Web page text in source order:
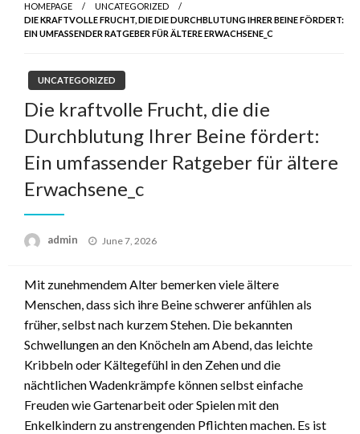
HOMEPAGE
UNCATEGORIZED
DIE KRAFTVOLLE FRUCHT, DIE DIE DURCHBLUTUNG IHRER BEINE FÖRDERT:
EIN UMFASSENDER RATGEBER FÜR ÄLTERE ERWACHSENE_C
UNCATEGORIZED
Die kraftvolle Frucht, die die
Durchblutung Ihrer Beine fördert:
Ein umfassender Ratgeber für ältere
Erwachsene_c
admin
Posted
June 7, 2026
Mit zunehmendem Alter bemerken viele ältere
Menschen, dass sich ihre Beine schwerer anfühlen als
früher, selbst nach kurzem Stehen. Die bekannten
Schwellungen an den Knöcheln am Abend, das leichte
Kribbeln oder Kältegefühl in den Zehen und die
nächtlichen Wadenkrämpfe können selbst einfache
Freuden wie Gartenarbeit oder Spielen mit den
Enkelkindern zu anstrengenden Pflichten machen. Es ist